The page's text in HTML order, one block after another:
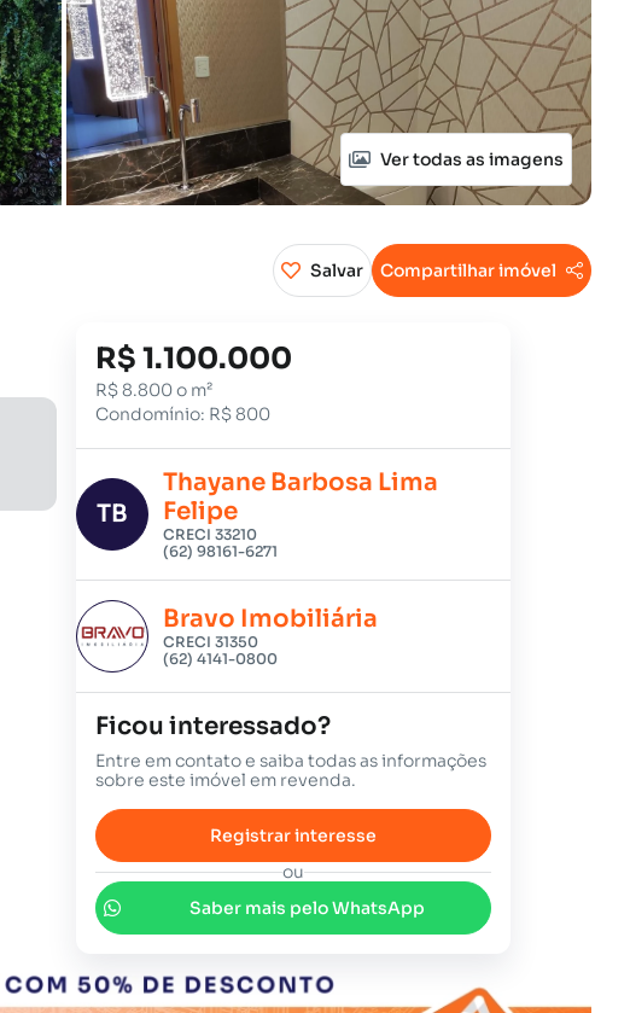
Ver todas as imagens
Salvar Compartilhar imóvel
R$ 1.100.000
R$ 8.800 o m²
Condomínio: R$ 800
TB
Thayane Barbosa Lima
Felipe
CRECI 33210
(62) 98161-6271
Bravo Imobiliária
CRECI 31350
(62) 4141-0800
Ficou interessado?
Entre em contato e saiba todas as informações
sobre este imóvel em revenda.
Registrar interesse
ou
Saber mais pelo WhatsApp